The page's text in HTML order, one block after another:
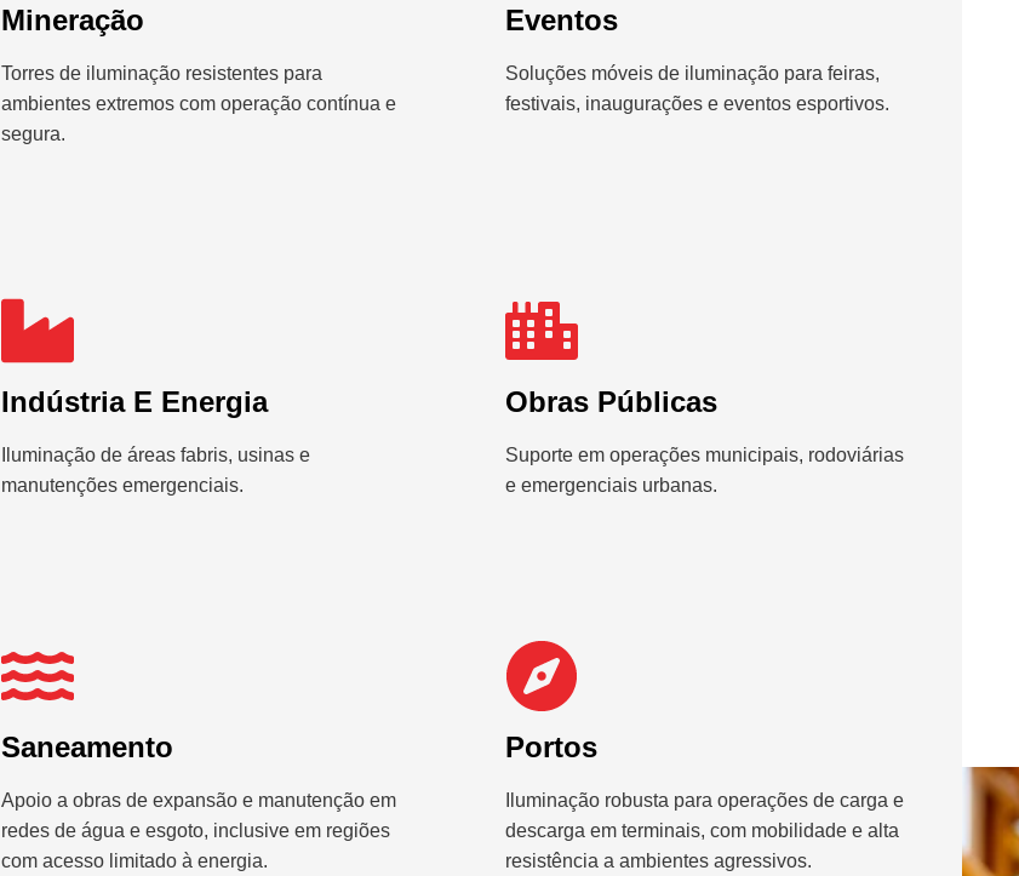
Mineração
Torres de iluminação resistentes para
ambientes extremos com operação contínua e
segura.
Eventos
Soluções móveis de iluminação para feiras,
festivais, inaugurações e eventos esportivos.
Indústria E Energia
Iluminação de áreas fabris, usinas e
manutenções emergenciais.
Obras Públicas
Suporte em operações municipais, rodoviárias
e emergenciais urbanas.
Saneamento
Apoio a obras de expansão e manutenção em
redes de água e esgoto, inclusive em regiões
com acesso limitado à energia.
Portos
Iluminação robusta para operações de carga e
descarga em terminais, com mobilidade e alta
resistência a ambientes agressivos.